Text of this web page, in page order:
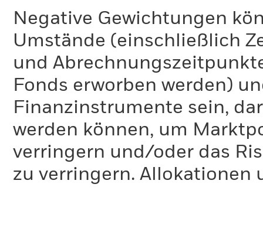
Negative Gewichtungen
Umstände (einschließlich
und
Fonds erworben werden)
Finanzinstrumente sein,
werden können, um
verringern und/oder das
zu verringern. Allokationen